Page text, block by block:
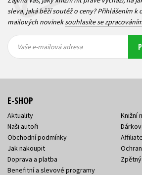
sleva, jaká běží soutěž o ceny? Přihlášením k
mailových novineksouhlasíte se
mailová
mailová
Vaše e-mailová adresa
E-SHOP
Aktuality
Naši autoři
Obchodní podmínky
Jak nakoupit
Doprava a platba
Benefitní a slevové programy
Knižní